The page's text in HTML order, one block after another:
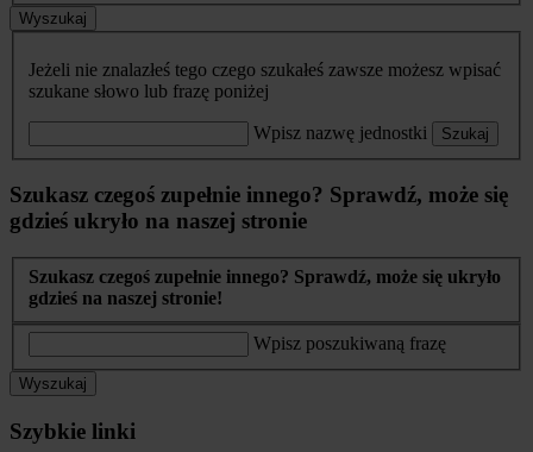
Wyszukaj
Jeżeli nie znalazłeś tego czego szukałeś zawsze możesz wpisać
szukane słowo lub frazę poniżej
Wpisz nazwę jednostki Szukaj
Szukasz czegoś zupełnie innego? Sprawdź, może się
gdzieś ukryło na naszej stronie
Szukasz czegoś zupełnie innego? Sprawdź, może się ukryło
gdzieś na naszej stronie!
Wpisz poszukiwaną frazę
Wyszukaj
Szybkie linki